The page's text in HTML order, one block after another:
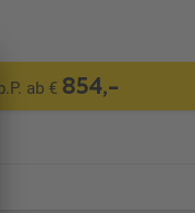
ab € 854,-